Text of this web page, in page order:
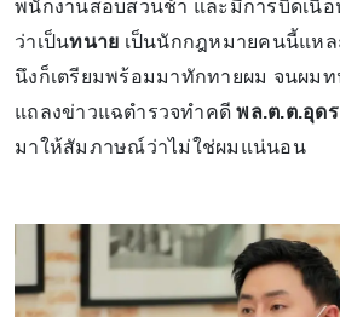
พนักงานสอบสวนช้า และมีการบิดเนื้
ว่าเป็นทนาย เป็นนักกฎหมายคนนี้แหล
นึงก็เตรียมพร้อมมาทักทายผม จนผม
แถลงข่าวแฉตำรวจทำคดีพล.ต.ต.อุด
มาให้สัมภาษณ์ว่าไม่ใช่ผมแน่นอน